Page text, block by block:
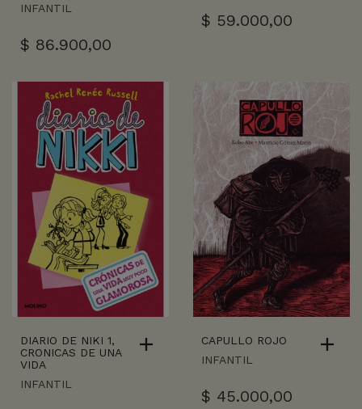
INFANTIL
$ 86.900,00
$ 59.000,00
DIARIO DE NIKI 1,
CRONICAS DE UNA
VIDA
INFANTIL
CAPULLO ROJO
INFANTIL
$ 45.000,00